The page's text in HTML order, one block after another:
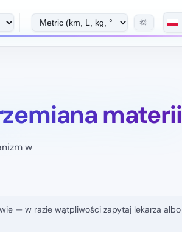
🌞
materii
w
— w razie wątpliwości zapytaj lekarza albo